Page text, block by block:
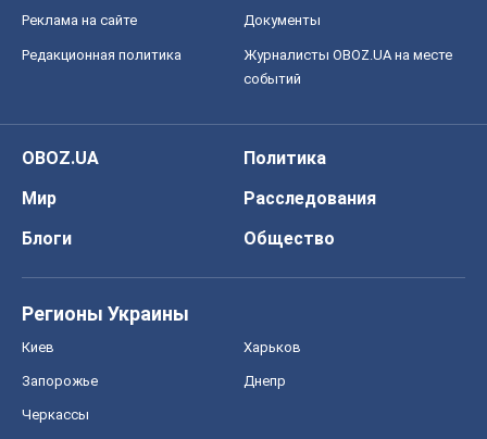
Реклама на сайте Документы
Редакционная политика
Журналисты OBOZ.UA на месте
событий
OBOZ.UA
Политика
Мир
Расследования
Блоги
Общество
Регионы Украины
Киев Харьков
Запорожье Днепр
Черкассы